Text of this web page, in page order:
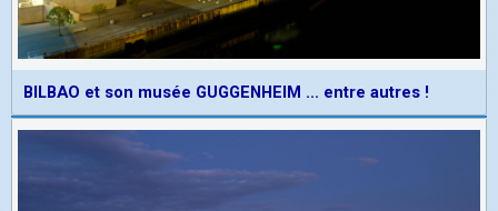
BILBAO et son musée GUGGENHEIM ... entre autres !